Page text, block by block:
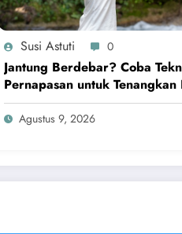
Susi Astuti 0
Jantung Berdebar? Coba
Pernapasan untuk Tenangkan
Agustus 9, 2026